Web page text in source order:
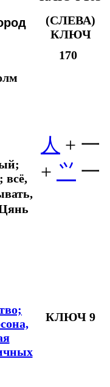
(СЛЕВА)
КЛЮЧ
170
всё,
人 + 一
+ ⺍ 一
КЛЮЧ 9